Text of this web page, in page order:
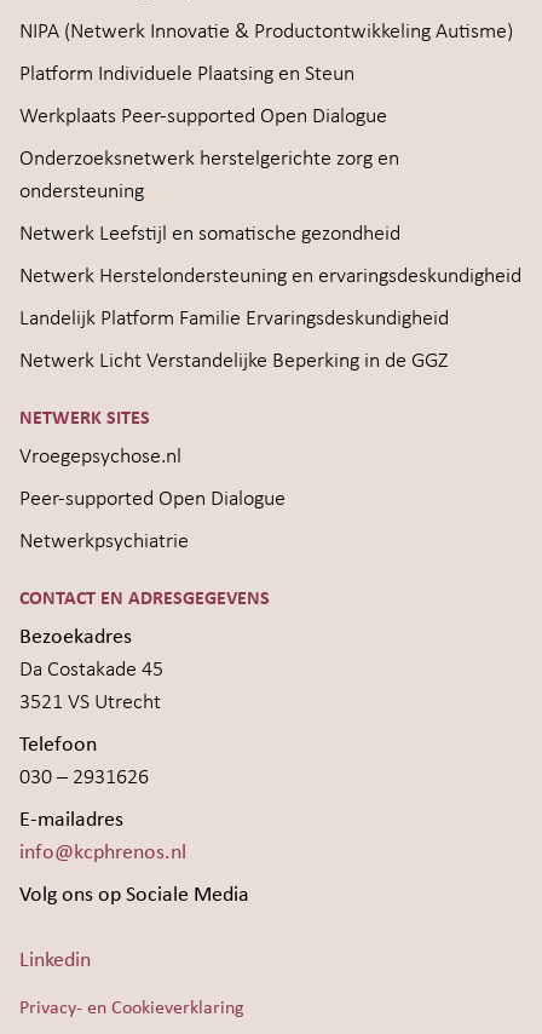
NIPA (Netwerk Innovatie & Productontwikkeling Autisme)
Platform Individuele Plaatsing en Steun
Werkplaats Peer-supported Open Dialogue
Onderzoeksnetwerk herstelgerichte zorg en
ondersteuning
Netwerk Leefstijl en somatische gezondheid
Netwerk Herstelondersteuning en ervaringsdeskundigheid
Landelijk Platform Familie Ervaringsdeskundigheid
Netwerk Licht Verstandelijke Beperking in de GGZ
NETWERK SITES
Vroegepsychose.nl
Peer-supported Open Dialogue
Netwerkpsychiatrie
CONTACT EN ADRESGEGEVENS
Bezoekadres
Da Costakade 45
3521 VS Utrecht
Telefoon
030 – 2931626
E-mailadres
info@kcphrenos.nl
Volg ons op Sociale Media
Linkedin
Privacy- en Cookieverklaring